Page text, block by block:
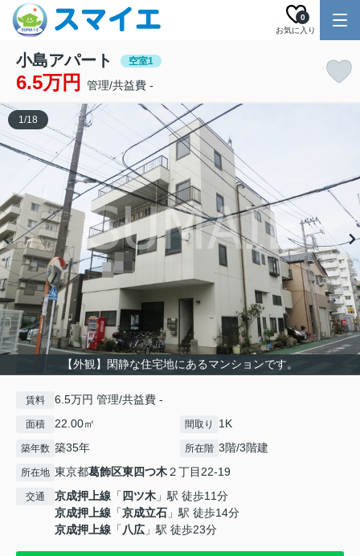
お気に入り
0
小島アパート 空室1
6.5万円 管理/共益費 -
【外観】閑静な住宅地にあるマンションです。
1/18
賃料 6.5万円 管理/共益費 -
面積 22.00㎡ 間取り 1K
築年数 築35年 所在階 3階/3階建
所在地 東京都葛飾区東四つ木２丁目22-19
交通 京成押上線 「 四ツ木 」駅 徒歩11分
京成押上線 「京成立石 」駅 徒歩14分
京成押上線 「八広 」駅 徒歩23分